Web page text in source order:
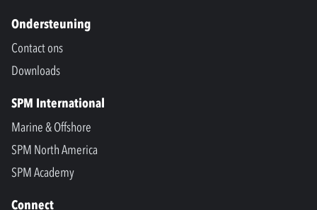
Ondersteuning
Contact ons
Downloads
SPM International
Marine & Offshore
SPM North America
SPM Academy
Connect